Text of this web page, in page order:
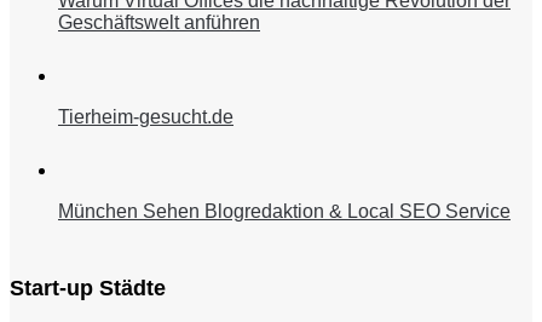
Geschäftswelt anführen
Tierheim-gesucht.de
München Sehen Blogredaktion & Local SEO Service
Start-up Städte